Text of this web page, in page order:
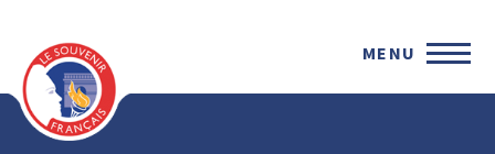
MENU